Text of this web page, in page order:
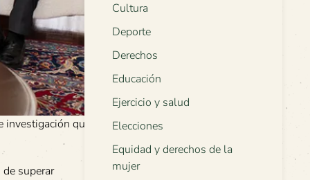
que
superar
Cultura
Deporte
Derechos
Educación
Ejercicio y salud
Elecciones
Equidad y derechos de la
mujer